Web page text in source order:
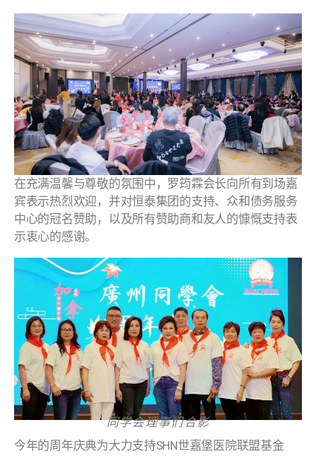
在充满温馨与尊敬的氛围中，罗筠霖会长向所有到场嘉
宾表示热烈欢迎，并对恒泰集团的支持、众和债务服务
中心的冠名赞助，以及所有赞助商和友人的慷慨支持表
示衷心的感谢。
同学会理事们合影
今年的周年庆典为大力支持SHN世嘉堡医院联盟基金